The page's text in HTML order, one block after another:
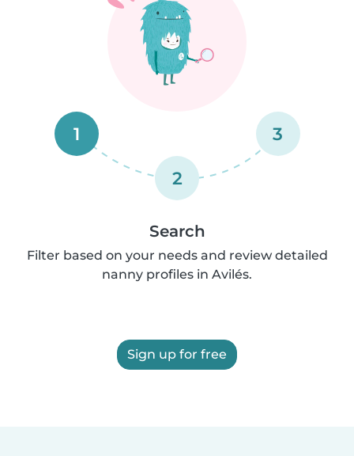
1
2
3
Search
Filter based on your needs and review detailed
nanny profiles in Avilés.
Sign up for free